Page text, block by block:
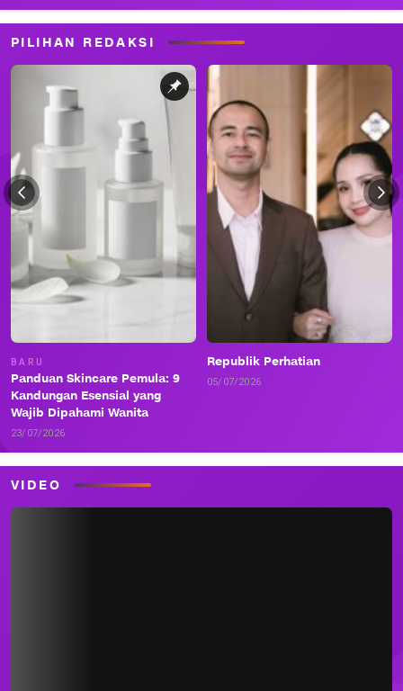
PILIHAN REDAKSI
BARU
Panduan Skincare Pemula: 9
Kandungan Esensial yang
Wajib Dipahami Wanita
23/07/2026
Republik Perhatian
05/07/2026
VIDEO